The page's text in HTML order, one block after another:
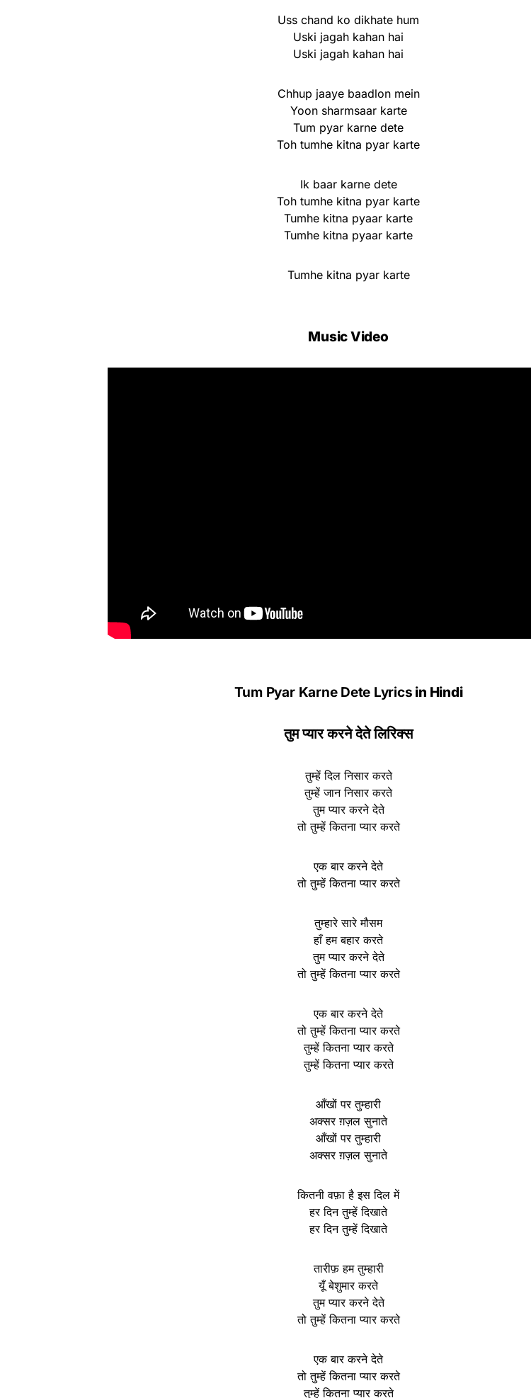
Uss chand ko dikhate hum
Uski jagah kahan hai
Uski jagah kahan hai
Chhup jaaye baadlon mein
Yoon sharmsaar karte
Tum pyar karne dete
Toh tumhe kitna pyar karte
Ik baar karne dete
Toh tumhe kitna pyar karte
Tumhe kitna pyaar karte
Tumhe kitna pyaar karte
Tumhe kitna pyar karte
Music Video
Tum Pyar Karne Dete Lyrics in Hindi
तुम प्यार करने देते लिरिक्स
तुम्हें दिल निसार करते
तुम्हें जान निसार करते
तुम प्यार करने देते
तो तुम्हें कितना प्यार करते
एक बार करने देते
तो तुम्हें कितना प्यार करते
तुम्हारे सारे मौसम
हाँ हम बहार करते
तुम प्यार करने देते
तो तुम्हें कितना प्यार करते
एक बार करने देते
तो तुम्हें कितना प्यार करते
तुम्हें कितना प्यार करते
तुम्हें कितना प्यार करते
आँखों पर तुम्हारी
अक्सर ग़ज़ल सुनाते
आँखों पर तुम्हारी
अक्सर ग़ज़ल सुनाते
कितनी वफ़ा है इस दिल में
हर दिन तुम्हें दिखाते
हर दिन तुम्हें दिखाते
तारीफ़ हम तुम्हारी
यूँ बेशुमार करते
तुम प्यार करने देते
तो तुम्हें कितना प्यार करते
एक बार करने देते
तो तुम्हें कितना प्यार करते
तुम्हें कितना प्यार करते